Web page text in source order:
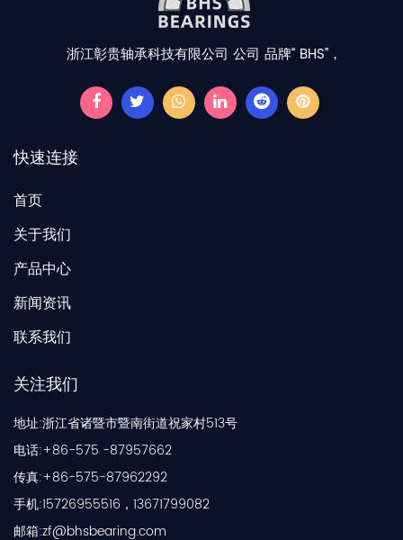
浙江彰贵轴承科技有限公司 公司 品牌“ BHS”，
快速连接
首页
关于我们
产品中心
新闻资讯
联系我们
关注我们
地址:浙江省诸暨市暨南街道祝家村513号
电话:+86-575 -87957662
传真:+86-575-87962292
手机:15726955516，13671799082
邮箱:zf@bhsbearing.com